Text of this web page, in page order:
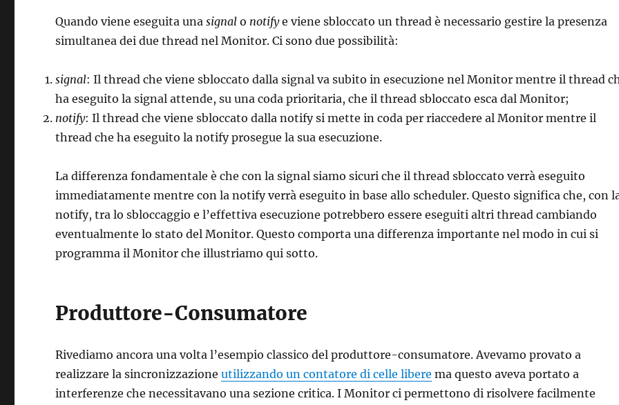
Quando viene eseguita unasignal o notifye viene sbloccato un thread è necessario gestire la presenza
simultanea dei due thread nel Monitor. Ci sono due possibilità:
signal: Il thread che viene sbloccato dalla signal va subito in esecuzione nel Monitor mentre il thread
ha eseguito la signal attende, su una coda prioritaria, che il thread sbloccato esca dal Monitor;
notify: Il thread che viene sbloccato dalla notify si mette in coda per riaccedere al Monitor mentre il
thread che ha eseguito la notify prosegue la sua esecuzione.
La differenza fondamentale è che con la signal siamo sicuri che il thread sbloccato verrà eseguito
immediatamente mentre con la notify verrà eseguito in base allo scheduler. Questo significa che, con
notify, tra lo sbloccaggio e l’effettiva esecuzione potrebbero essere eseguiti altri thread cambiando
eventualmente lo stato del Monitor. Questo comporta una differenza importante nel modo in cui si
programma il Monitor che illustriamo qui sotto.
Produttore-Consumatore
Rivediamo ancora una volta l’esempio classico del produttore-consumatore. Avevamo provato a
realizzare la sincronizzazioneutilizzando un contatore di celle libere ma questo aveva portato a
interferenze che necessitavano una sezione critica. I Monitor ci permettono di risolvere facilmente